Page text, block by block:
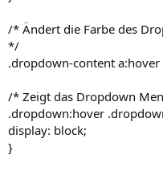
/* Ändert die Farbe des
*/
.dropdown-content
/* Zeigt das Dropdown
.dropdown:hover
display: block;
}